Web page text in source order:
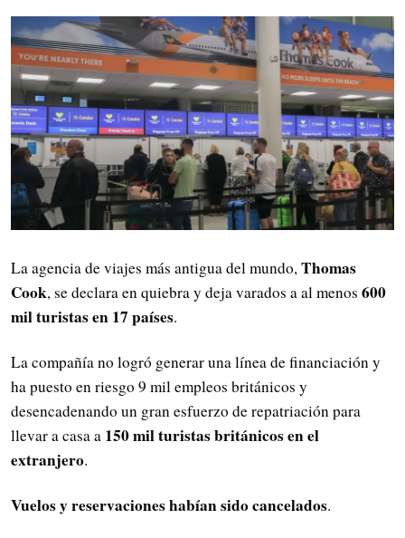
La agencia de viajes más antigua del mundo, Thomas
Cook, se declara en quiebra y deja varados a al menos 600
mil turistas en 17 países.
La compañía no logró generar una línea de financiación y
ha puesto en riesgo 9 mil empleos británicos y
desencadenando un gran esfuerzo de repatriación para
llevar a casa a 150 mil turistas británicos en el
extranjero.
Vuelos y reservaciones habían sido cancelados.